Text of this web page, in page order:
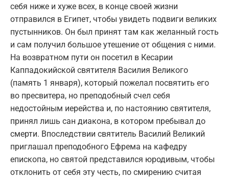
себя ниже и хуже всех, в конце своей жизни
отправился в Египет, чтобы увидеть подвиги великих
пустынников. Он был принят там как желанный гость
и сам получил большое утешение от общения с ними.
На возвратном пути он посетил в Кесарии
Каппадокийской святителя Василия Великого
(память 1 января), который пожелал посвятить его
во пресвитера, но преподобный счел себя
недостойным иерейства и, по настоянию святителя,
принял лишь сан диакона, в котором пребывал до
смерти. Впоследствии святитель Василий Великий
приглашал преподобного Ефрема на кафедру
епископа, но святой представился юродивым, чтобы
отклонить от себя эту честь, по смирению считая